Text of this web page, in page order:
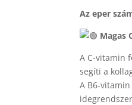
Az eper
Magas
A C-vitamin
segíti a
A B6-